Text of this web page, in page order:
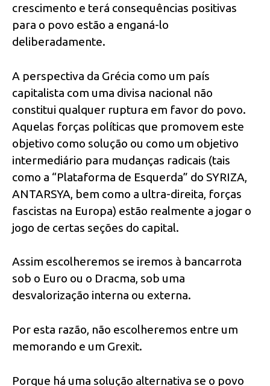
crescimento e terá consequências positivas
para o povo estão a enganá-lo
deliberadamente.
A perspectiva da Grécia como um país
capitalista com uma divisa nacional não
constitui qualquer ruptura em favor do povo.
Aquelas forças políticas que promovem este
objetivo como solução ou como um objetivo
intermediário para mudanças radicais (tais
como a “Plataforma de Esquerda” do SYRIZA,
ANTARSYA, bem como a ultra-direita, forças
fascistas na Europa) estão realmente a jogar o
jogo de certas seções do capital.
Assim escolheremos se iremos à bancarrota
sob o Euro ou o Dracma, sob uma
desvalorização interna ou externa.
Por esta razão, não escolheremos entre um
memorando e um Grexit.
Porque há uma solução alternativa se o povo